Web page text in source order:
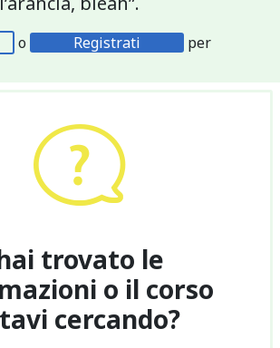
o Registrati
per
trovato le
o il corso
cercando?